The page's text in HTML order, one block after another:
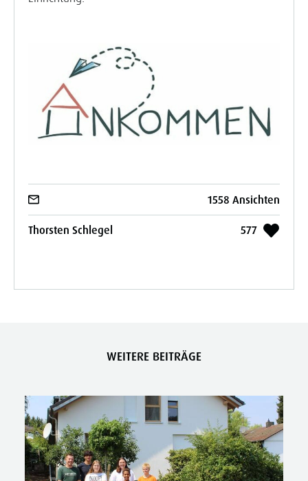
1558 Ansichten
Thorsten Schlegel 577
WEITERE BEITRÄGE